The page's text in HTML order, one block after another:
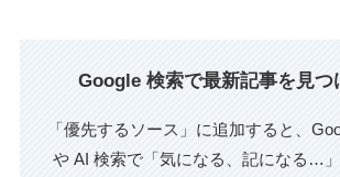
Google 検索で最新記事を見つ
「優先するソース」に追加すると、
や AI 検索で「気になる、記になる…